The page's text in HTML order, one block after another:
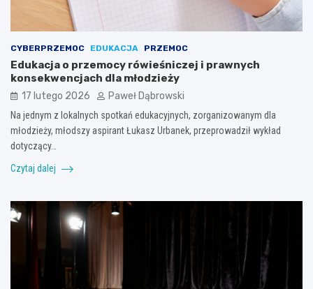
CYBERPRZEMOC EDUKACJA PRZEMOC
Edukacja o przemocy rówieśniczej i prawnych
konsekwencjach dla młodzieży
17 lutego 2026 Paweł Dąbrowski
Na jednym z lokalnych spotkań edukacyjnych, zorganizowanym dla
młodzieży, młodszy aspirant Łukasz Urbanek, przeprowadził wykład
dotyczący…
Czytaj dalej